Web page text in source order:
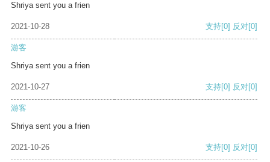
Shriya sent you a frien
2021-10-28 支持[0] 反对[0]
游客
Shriya sent you a frien
2021-10-27 支持[0] 反对[0]
游客
Shriya sent you a frien
2021-10-26 支持[0] 反对[0]